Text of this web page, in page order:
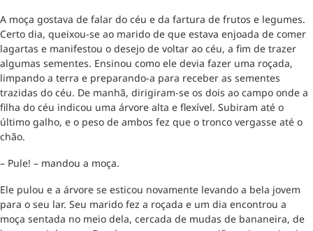
A moça gostava de falar do céu e da fartura de frutos e legumes.
Certo dia, queixou-se ao marido de que estava enjoada de comer
lagartas e manifestou o desejo de voltar ao céu, a fim de trazer
algumas sementes. Ensinou como ele devia fazer uma roçada,
limpando a terra e preparando-a para receber as sementes
trazidas do céu. De manhã, dirigiram-se os dois ao campo onde a
filha do céu indicou uma árvore alta e flexível. Subiram até o
último galho, e o peso de ambos fez que o tronco vergasse até o
chão.
– Pule! – mandou a moça.
Ele pulou e a árvore se esticou novamente levando a bela jovem
para o seu lar. Seu marido fez a roçada e um dia encontrou a
moça sentada no meio dela, cercada de mudas de bananeira, de